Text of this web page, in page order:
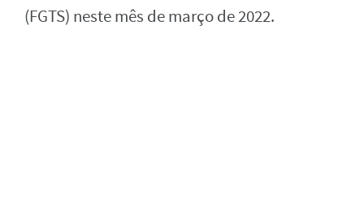
(FGTS) neste mês de março de 2022.